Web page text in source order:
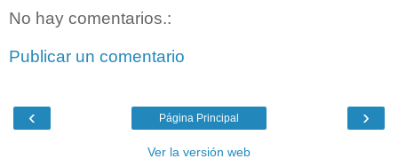
No hay comentarios.:
Publicar un comentario
‹ ›
Página Principal
Ver la versión web